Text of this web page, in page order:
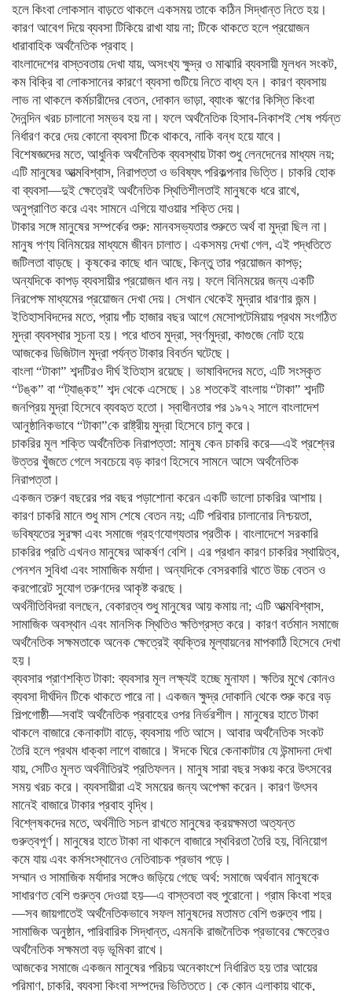
হলে কিংবা লোকসান বাড়তে থাকলে একসময় তাকে কঠিন সিদ্ধান্ত নিতে হয়।
কারণ আবেগ দিয়ে ব্যবসা টিকিয়ে রাখা যায় না; টিকে থাকতে হলে প্রয়োজন
ধারাবাহিক অর্থনৈতিক প্রবাহ।
বাংলাদেশের বাস্তবতায় দেখা যায়, অসংখ্য ক্ষুদ্র ও মাঝারি ব্যবসায়ী মূলধন সংকট,
কম বিক্রি বা লোকসানের কারণে ব্যবসা গুটিয়ে নিতে বাধ্য হন। কারণ ব্যবসায়
লাভ না থাকলে কর্মচারীদের বেতন, দোকান ভাড়া, ব্যাংক ঋণের কিস্তি কিংবা
দৈনন্দিন খরচ চালানো সম্ভব হয় না। ফলে অর্থনৈতিক হিসাব-নিকাশই শেষ পর্যন্ত
নির্ধারণ করে দেয় কোনো ব্যবসা টিকে থাকবে, নাকি বন্ধ হয়ে যাবে।
বিশেষজ্ঞদের মতে, আধুনিক অর্থনৈতিক ব্যবস্থায় টাকা শুধু লেনদেনের মাধ্যম নয়;
এটি মানুষের আত্মবিশ্বাস, নিরাপত্তা ও ভবিষ্যৎ পরিকল্পনার ভিত্তি। চাকরি হোক
বা ব্যবসা—দুই ক্ষেত্রেই অর্থনৈতিক স্থিতিশীলতাই মানুষকে ধরে রাখে,
অনুপ্রাণিত করে এবং সামনে এগিয়ে যাওয়ার শক্তি দেয়।
টাকার সঙ্গে মানুষের সম্পর্কের শুরু: মানবসভ্যতার শুরুতে অর্থ বা মুদ্রা ছিল না।
মানুষ পণ্য বিনিময়ের মাধ্যমে জীবন চালাত। একসময় দেখা গেল, এই পদ্ধতিতে
জটিলতা বাড়ছে। কৃষকের কাছে ধান আছে, কিন্তু তার প্রয়োজন কাপড়;
অন্যদিকে কাপড় ব্যবসায়ীর প্রয়োজন ধান নয়। ফলে বিনিময়ের জন্য একটি
নিরপেক্ষ মাধ্যমের প্রয়োজন দেখা দেয়। সেখান থেকেই মুদ্রার ধারণার জন্ম।
ইতিহাসবিদদের মতে, প্রায় পাঁচ হাজার বছর আগে মেসোপটেমিয়ায় প্রথম সংগঠিত
মুদ্রা ব্যবস্থার সূচনা হয়। পরে ধাতব মুদ্রা, স্বর্ণমুদ্রা, কাগুজে নোট হয়ে
আজকের ডিজিটাল মুদ্রা পর্যন্ত টাকার বিবর্তন ঘটেছে।
বাংলা “টাকা” শব্দটিরও দীর্ঘ ইতিহাস রয়েছে। ভাষাবিদদের মতে, এটি সংস্কৃত
“টঙ্ক” বা “ট্যাঙ্কহ” শব্দ থেকে এসেছে। ১৪ শতকেই বাংলায় “টাকা” শব্দটি
জনপ্রিয় মুদ্রা হিসেবে ব্যবহৃত হতো। স্বাধীনতার পর ১৯৭২ সালে বাংলাদেশ
আনুষ্ঠানিকভাবে “টাকা”কে রাষ্ট্রীয় মুদ্রা হিসেবে চালু করে।
চাকরির মূল শক্তি অর্থনৈতিক নিরাপত্তা: মানুষ কেন চাকরি করে—এই প্রশ্নের
উত্তর খুঁজতে গেলে সবচেয়ে বড় কারণ হিসেবে সামনে আসে অর্থনৈতিক
নিরাপত্তা।
একজন তরুণ বছরের পর বছর পড়াশোনা করেন একটি ভালো চাকরির আশায়।
কারণ চাকরি মানে শুধু মাস শেষে বেতন নয়; এটি পরিবার চালানোর নিশ্চয়তা,
ভবিষ্যতের সুরক্ষা এবং সমাজে গ্রহণযোগ্যতার প্রতীক। বাংলাদেশে সরকারি
চাকরির প্রতি এখনও মানুষের আকর্ষণ বেশি। এর প্রধান কারণ চাকরির স্থায়িত্ব,
পেনশন সুবিধা এবং সামাজিক মর্যাদা। অন্যদিকে বেসরকারি খাতে উচ্চ বেতন ও
করপোরেট সুযোগ তরুণদের আকৃষ্ট করছে।
অর্থনীতিবিদরা বলছেন, বেকারত্ব শুধু মানুষের আয় কমায় না; এটি আত্মবিশ্বাস,
সামাজিক অবস্থান এবং মানসিক স্থিতিও ক্ষতিগ্রস্ত করে। কারণ বর্তমান সমাজে
অর্থনৈতিক সক্ষমতাকে অনেক ক্ষেত্রেই ব্যক্তির মূল্যায়নের মাপকাঠি হিসেবে দেখা
হয়।
ব্যবসার প্রাণশক্তি টাকা: ব্যবসার মূল লক্ষ্যই হচ্ছে মুনাফা। ক্ষতির মুখে কোনও
ব্যবসা দীর্ঘদিন টিকে থাকতে পারে না। একজন ক্ষুদ্র দোকানি থেকে শুরু করে বড়
শিল্পগোষ্ঠী—সবাই অর্থনৈতিক প্রবাহের ওপর নির্ভরশীল। মানুষের হাতে টাকা
থাকলে বাজারে কেনাকাটা বাড়ে, ব্যবসায় গতি আসে। আবার অর্থনৈতিক সংকট
তৈরি হলে প্রথম ধাক্কা লাগে বাজারে। ঈদকে ঘিরে কেনাকাটার যে উন্মাদনা দেখা
যায়, সেটিও মূলত অর্থনীতিরই প্রতিফলন। মানুষ সারা বছর সঞ্চয় করে উৎসবের
সময় খরচ করে। ব্যবসায়ীরা এই সময়ের জন্য অপেক্ষা করেন। কারণ উৎসব
মানেই বাজারে টাকার প্রবাহ বৃদ্ধি।
বিশ্লেষকদের মতে, অর্থনীতি সচল রাখতে মানুষের ক্রয়ক্ষমতা অত্যন্ত
গুরুত্বপূর্ণ। মানুষের হাতে টাকা না থাকলে বাজারে স্থবিরতা তৈরি হয়, বিনিয়োগ
কমে যায় এবং কর্মসংস্থানেও নেতিবাচক প্রভাব পড়ে।
সম্মান ও সামাজিক মর্যাদার সঙ্গেও জড়িয়ে গেছে অর্থ: সমাজে অর্থবান মানুষকে
সাধারণত বেশি গুরুত্ব দেওয়া হয়—এ বাস্তবতা বহু পুরোনো। গ্রাম কিংবা শহর
—সব জায়গাতেই অর্থনৈতিকভাবে সফল মানুষদের মতামত বেশি গুরুত্ব পায়।
সামাজিক অনুষ্ঠান, পারিবারিক সিদ্ধান্ত, এমনকি রাজনৈতিক প্রভাবের ক্ষেত্রেও
অর্থনৈতিক সক্ষমতা বড় ভূমিকা রাখে।
আজকের সমাজে একজন মানুষের পরিচয় অনেকাংশে নির্ধারিত হয় তার আয়ের
পরিমাণ, চাকরি, ব্যবসা কিংবা সম্পদের ভিত্তিতে। কে কোন এলাকায় থাকে,